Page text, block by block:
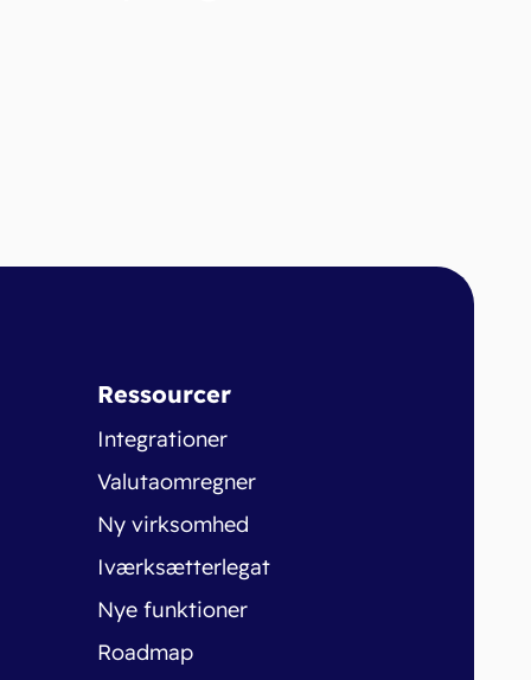
Ressourcer
Integrationer
Valutaomregner
Ny virksomhed
Iværksætterlegat
Nye funktioner
Roadmap